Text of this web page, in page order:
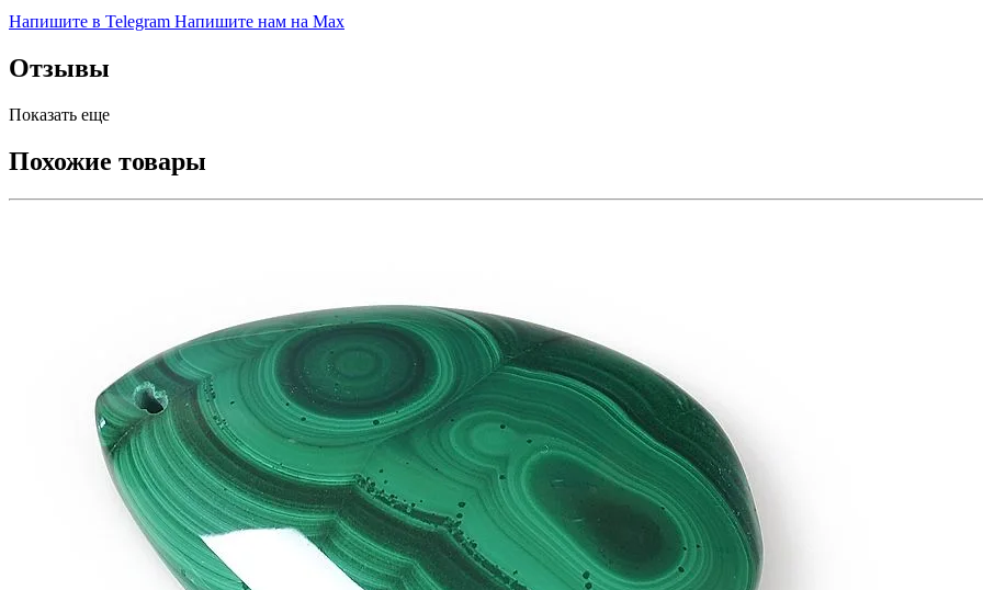
Напишите в Telegram Напишите нам на Max
Отзывы
Показать еще
Похожие товары